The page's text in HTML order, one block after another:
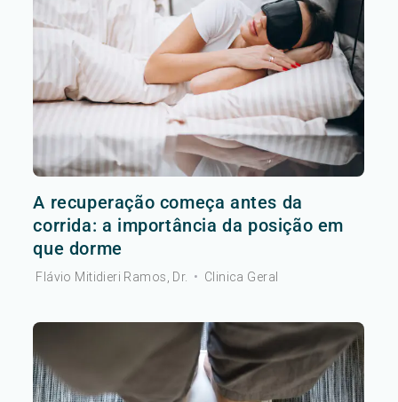
A recuperação começa antes da
corrida: a importância da posição em
que dorme
Flávio Mitidieri Ramos, Dr. • Clinica Geral